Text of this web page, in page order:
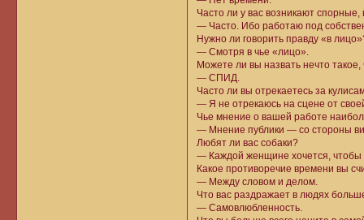
Часто ли у вас возникают
— Часто. Ибо работаю под
Нужно ли говорить правду «в
— Смотря в чье «лицо».
Можете ли вы назвать нечто
— СПИД.
Часто ли вы отрекаетесь за
— Я не отрекаюсь на сцене от
Чье мнение о вашей работе
— Мнение публики — со стороны
Любят ли вас собаки?
— Каждой женщине хочется,
Какое противоречие времени вы
— Между словом и делом.
Что вас раздражает в людях
— Самовлюбленность.